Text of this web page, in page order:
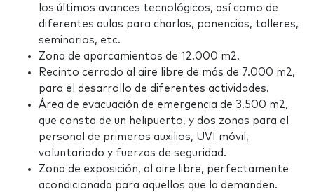
los últimos avances tecnológicos, así como de
diferentes aulas para charlas, ponencias, talleres,
seminarios, etc.
Zona de aparcamientos de 12.000 m2.
Recinto cerrado al aire libre de más de 7.000 m2,
para el desarrollo de diferentes actividades.
Área de evacuación de emergencia de 3.500 m2,
que consta de un helipuerto, y dos zonas para el
personal de primeros auxilios, UVI móvil,
voluntariado y fuerzas de seguridad.
Zona de exposición, al aire libre, perfectamente
acondicionada para aquellos que la demanden.